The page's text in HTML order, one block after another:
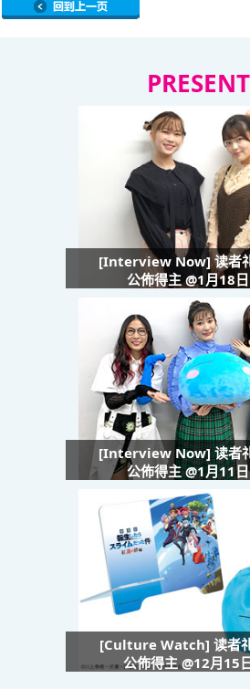
[Interview Now] 读者礼
公佈得主 @1月18日
[Interview Now] 读者
公佈得主 @1月11日
[Culture Watch] 读者
公佈得主 @12月15